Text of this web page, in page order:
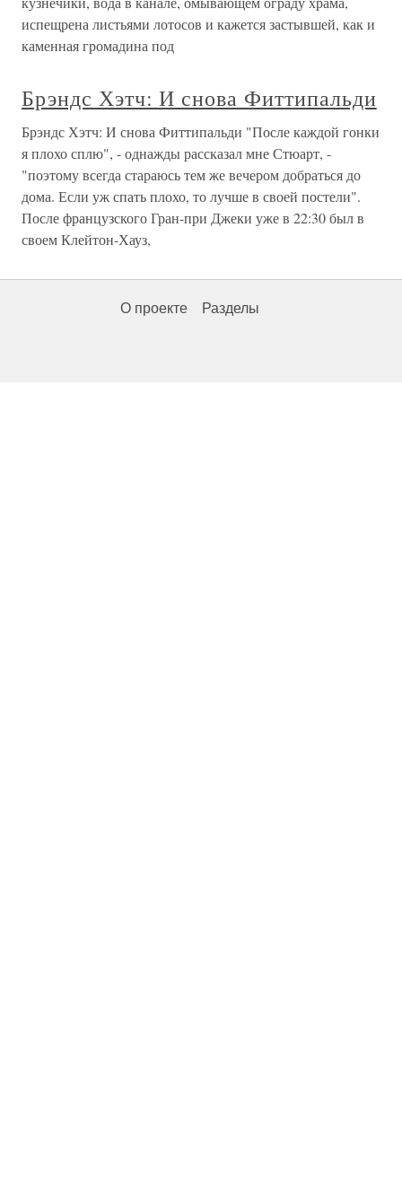
испещрена листьями лотосов и кажется застывшей, как и
каменная громадина под
Брэндс Хэтч: И снова Фиттипальди
Брэндс Хэтч: И снова Фиттипальди "После каждой гонки
я плохо сплю", - однажды рассказал мне Стюарт, -
"поэтому всегда стараюсь тем же вечером добраться до
дома. Если уж спать плохо, то лучше в своей постели".
После французского Гран-при Джеки уже в 22:30 был в
своем Клейтон-Хауз,
О проекте Разделы